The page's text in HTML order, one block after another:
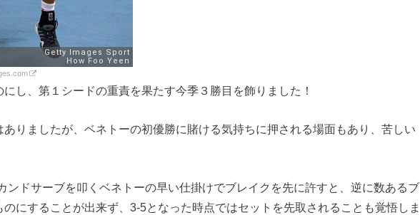
し、第１シードの重責を果たす今季３勝目を飾りました！
ありましたが、ベネトーの初優勝に賭ける気持ちに押される場面もあり、苦しい
ンドサーブを叩くベネトーの早い仕掛けでブレイクを先に許すと、逆に数あるブ
のにすることが出来ず、3-5となった時点ではセットを先取されることも覚悟しま